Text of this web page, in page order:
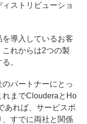
ストリビューショ
導入しているお客
れからは2つの製
。
パートナーにとっ
れまでClouderaとHo
あれば、サービスポ
すでに両社と関係